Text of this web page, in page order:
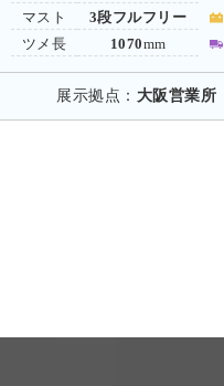
マスト
ツメ長
3段フルフリー
1070mm
展示拠点： 大阪営業所